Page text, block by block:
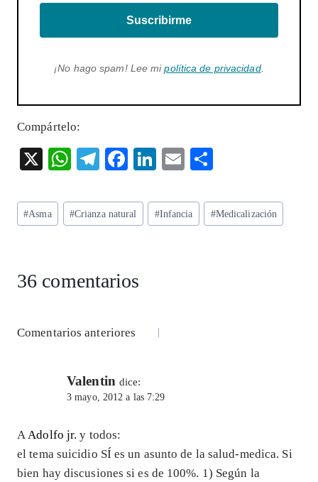
Suscribirme
¡No hago spam! Lee mipolítica de privacidad.
Compártelo:
X
W
ts
A
p
T
eg
ra
F
eb
o
k
Li
ke
dI
E
ai
l
re
Etiquetas
de
#Asma #Crianza natural #Infancia #Medicalización
36 comentarios
Navegación
comentarios
Comentarios anteriores
Valentin dice:
3 mayo, 2012 a las 7:29
A Adolfo jr. y todos:
el tema suicidio SÍ es un asunto de la salud-medica. Si
bien hay discusiones si es de 100%. 1) Según la